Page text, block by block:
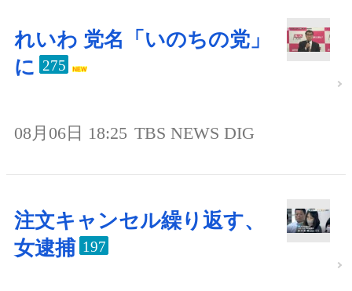
れいわ 党名「いのちの党」
に 275
08月06日 18:25 TBS NEWS DIG
注文キャンセル繰り返す、
女逮捕 197